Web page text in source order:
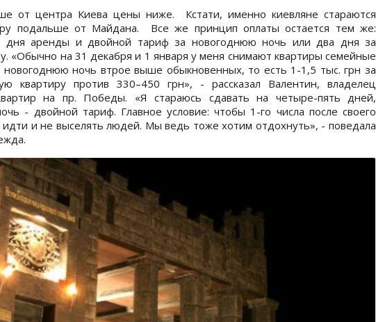
от центра Киева цены ниже. Кстати, именно киевляне стараются
подальше от Майдана. Все же принцип оплаты остается тем же:
дня аренды и двойной тариф за новогоднюю ночь или два дня за
«Обычно на 31 декабря и 1 января у меня снимают квартиры семейные
ночь втрое выше обыкновенных, то есть 1-1,5 тыс. грн за
квартиру против 330–450 грн», - рассказал Валентин, владелец
на пр. Победы. «Я стараюсь сдавать на четыре-пять дней,
- двойной тариф. Главное условие: чтобы 1-го числа после своего
идти и не выселять людей. Мы ведь тоже хотим отдохнуть», - поведала